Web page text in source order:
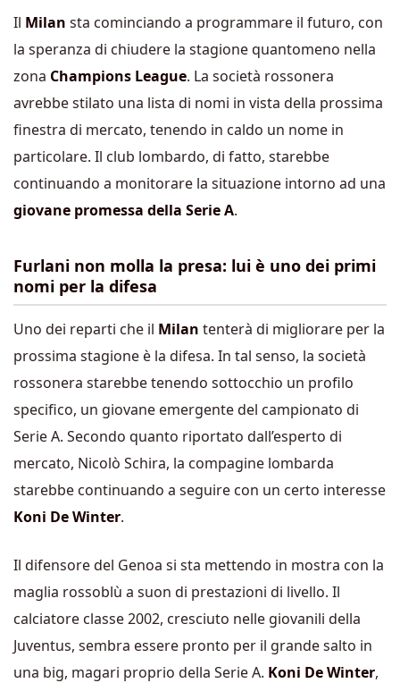
Il Milan sta cominciando a programmare il futuro, con
la speranza di chiudere la stagione quantomeno nella
zona Champions League. La società rossonera
avrebbe stilato una lista di nomi in vista della prossima
finestra di mercato, tenendo in caldo un nome in
particolare. Il club lombardo, di fatto, starebbe
continuando a monitorare la situazione intorno ad una
giovane promessa della Serie A.
Furlani non molla la presa: lui è uno dei primi
nomi per la difesa
Uno dei reparti che il Milan tenterà di migliorare per la
prossima stagione è la difesa. In tal senso, la società
rossonera starebbe tenendo sottocchio un profilo
specifico, un giovane emergente del campionato di
Serie A. Secondo quanto riportato dall’esperto di
mercato, Nicolò Schira, la compagine lombarda
starebbe continuando a seguire con un certo interesse
Koni De Winter.
Il difensore del Genoa si sta mettendo in mostra con la
maglia rossoblù a suon di prestazioni di livello. Il
calciatore classe 2002, cresciuto nelle giovanili della
Juventus, sembra essere pronto per il grande salto in
una big, magari proprio della Serie A. Koni De Winter,